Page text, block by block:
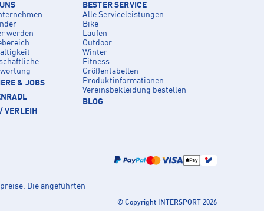
werden
& JOBS
VERLEIH
BESTER SERVICE
Alle Serviceleistungen
Bike
Laufen
Outdoor
Winter
Fitness
Größentabellen
Produktinformationen
Vereinsbekleidung bestellen
BLOG
Die angeführten
© Copyright INTERSPORT 2026